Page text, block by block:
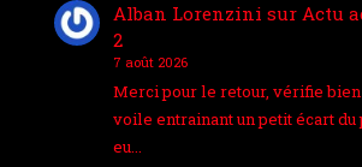
Alban Lorenzini sur Actu
2
7 août 2026
Merci pour le retour, vérifie bien
voile entrainant un petit écart du
eu…